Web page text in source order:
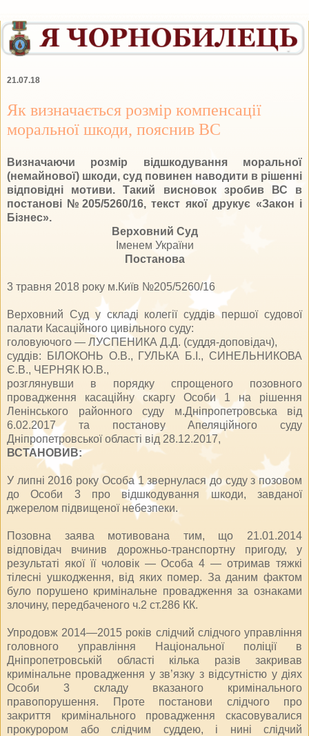
21.07.18
Як визначається розмір компенсації
моральної шкоди, пояснив ВС
Визначаючи розмір відшкодування моральної
(немайнової) шкоди, суд повинен наводити в рішенні
відповідні мотиви. Такий висновок зробив ВС в
постанові №205/5260/16, текст якої друкує «Закон і
Бізнес».
Верховний Суд
Іменем України
Постанова
3 травня 2018 року м.Київ №205/5260/16
Верховний Суд у складі колегії суддів першої судової
палати Касаційного цивільного суду:
головуючого — ЛУСПЕНИКА Д.Д. (суддя-доповідач),
суддів: БІЛОКОНЬ О.В., ГУЛЬКА Б.І., СИНЕЛЬНИКОВА
Є.В., ЧЕРНЯК Ю.В.,
розглянувши в порядку спрощеного позовного
провадження касаційну скаргу Особи 1 на рішення
Ленінського районного суду м.Дніпропетровська від
6.02.2017 та постанову Апеляційного суду
Дніпропетровської області від 28.12.2017,
ВСТАНОВИВ:
У липні 2016 року Особа 1 звернулася до суду з позовом
до Особи 3 про відшкодування шкоди, завданої
джерелом підвищеної небезпеки.
Позовна заява мотивована тим, що 21.01.2014
відповідач вчинив дорожньо-транспортну пригоду, у
результаті якої її чоловік — Особа 4 — отримав тяжкі
тілесні ушкодження, від яких помер. За даним фактом
було порушено кримінальне провадження за ознаками
злочину, передбаченого ч.2 ст.286 КК.
Упродовж 2014—2015 років слідчий слідчого управління
головного управління Національної поліції в
Дніпропетровській області кілька разів закривав
кримінальне провадження у зв’язку з відсутністю у діях
Особи 3 складу вказаного кримінального
правопорушення. Проте постанови слідчого про
закриття кримінального провадження скасовувалися
прокурором або слідчим суддею, і нині слідчий